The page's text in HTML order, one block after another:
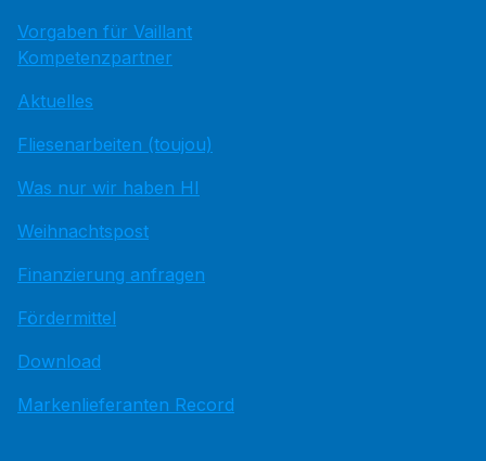
Vorgaben für Vaillant
Kompetenzpartner
Aktuelles
Fliesenarbeiten (toujou)
Was nur wir haben HI
Weihnachtspost
Finanzierung anfragen
Fördermittel
Download
Markenlieferanten Record